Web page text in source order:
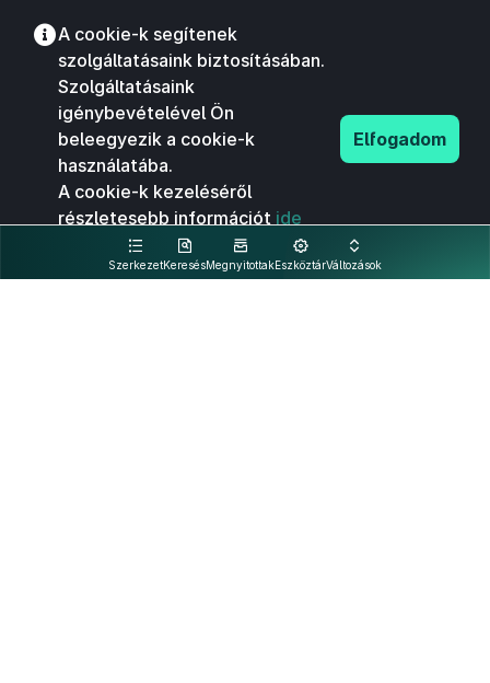
SzerkezetKeresésMegnyitottakEszköztárVáltozások
A cookie-k segítenek
szolgáltatásaink biztosításában.
Szolgáltatásaink
igénybevételével Ön
beleegyezik a cookie-k
használatába.
A cookie-k kezeléséről
részletesebb információt ide
kattintva olvashat.
Elfogadom